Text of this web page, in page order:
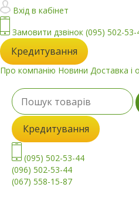
Вхід в кабінет
Замовити дзвінок (095) 502-53-
Кредитування
Про компанію Новини Доставка і
Кредитування
(095) 502-53-44
(096) 502-53-44
(067) 558-15-87